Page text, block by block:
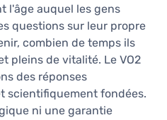
l'âge auquel les gens
questions sur leur propre
combien de temps ils
pleins de vitalité. Le VO2
des réponses
scientifiquement fondées.
ni une garantie